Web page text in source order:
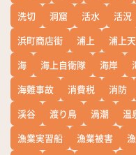
洗切
洞窟 活水 活況
浜町商店街
浦上 浦上
海
海上自衛隊 海岸
海難事故
消費税 消防
渓谷
渡り鳥 渦潮 温
漁業実習船
漁業被害